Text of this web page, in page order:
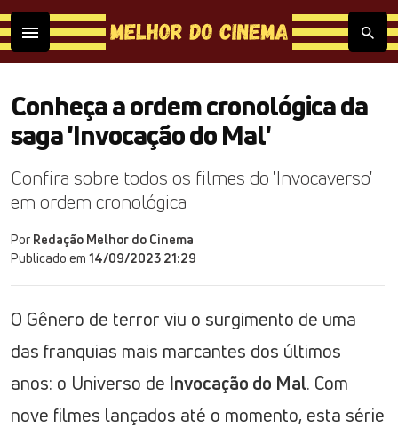
Conheça a ordem cronológica da
saga 'Invocação do Mal'
Confira sobre todos os filmes do 'Invocaverso'
em ordem cronológica
Por Redação Melhor do Cinema
Publicado em 14/09/2023 21:29
O Gênero de terror viu o surgimento de uma
das franquias mais marcantes dos últimos
anos: o Universo de Invocação do Mal. Com
nove filmes lançados até o momento, esta série